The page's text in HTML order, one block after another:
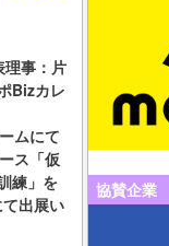
理事：片
Bizカレ
ムにて
ス「仮
練」を
出展い
協賛企業